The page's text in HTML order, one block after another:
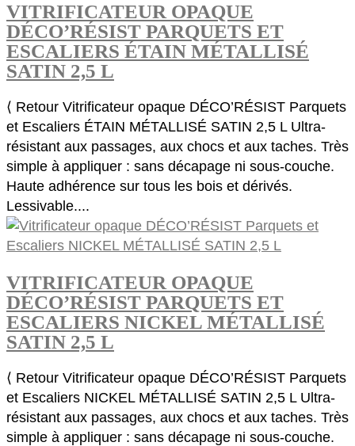
VITRIFICATEUR OPAQUE
DÉCO’RÉSIST PARQUETS ET
ESCALIERS ÉTAIN MÉTALLISÉ
SATIN 2,5 L
⟨ Retour Vitrificateur opaque DÉCO’RÉSIST Parquets
et Escaliers ÉTAIN MÉTALLISÉ SATIN 2,5 L Ultra-
résistant aux passages, aux chocs et aux taches. Très
simple à appliquer : sans décapage ni sous-couche.
Haute adhérence sur tous les bois et dérivés.
Lessivable....
VITRIFICATEUR OPAQUE
DÉCO’RÉSIST PARQUETS ET
ESCALIERS NICKEL MÉTALLISÉ
SATIN 2,5 L
⟨ Retour Vitrificateur opaque DÉCO’RÉSIST Parquets
et Escaliers NICKEL MÉTALLISÉ SATIN 2,5 L Ultra-
résistant aux passages, aux chocs et aux taches. Très
simple à appliquer : sans décapage ni sous-couche.